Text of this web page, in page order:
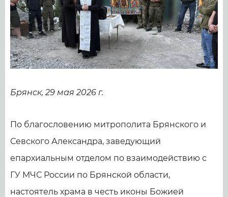
Брянск, 29 мая 2026 г.
По благословению митрополита Брянского и
Севского Александра, заведующий
епархиальным отделом по взаимодействию с
ГУ МЧС России по Брянской области,
настоятель храма в честь иконы Божией